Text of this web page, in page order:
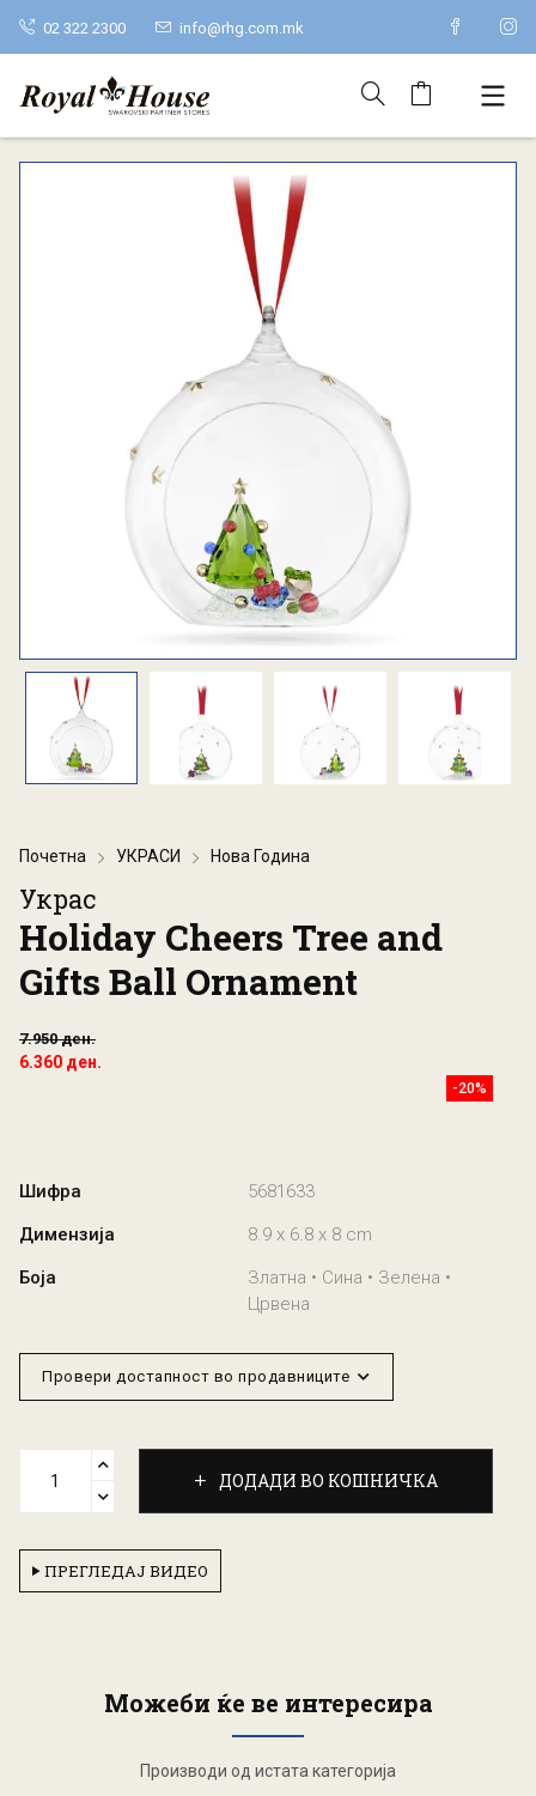
02 322 2300 info@rhg.com.mk
Почетна УКРАСИ Нова Година
Украс
Holiday Cheers Tree and
Gifts Ball Ornament
7.950 ден.
6.360 ден.
-20%
Шифра
5681633
Димензија
8.9 x 6.8 x 8 cm
Боја
Златна • Сина • Зелена •
Црвена
Провери достапност во продавниците
ДОДАДИ ВО КОШНИЧКА
ПРЕГЛЕДАЈ ВИДЕО
Можеби ќе ве интересира
Производи од истата категорија